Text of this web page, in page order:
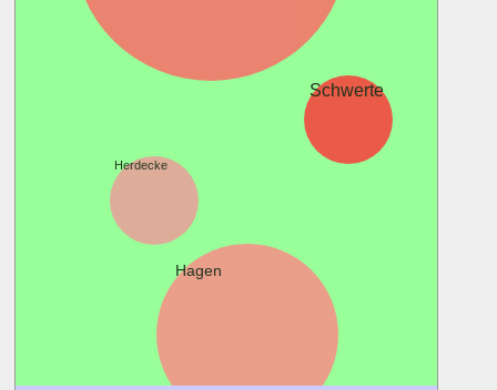
Herdecke
Schwerte
Hagen